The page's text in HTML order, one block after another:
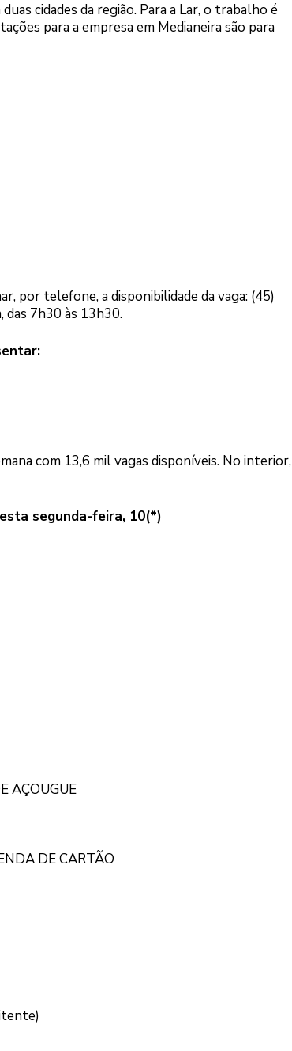
cidades da região. Para a Lar, o trabalho é
para a empresa em Medianeira são para
por telefone, a disponibilidade da vaga: (45)
7h30 às 13h30.
com 13,6 mil vagas disponíveis. No interior,
segunda-feira, 10(*)
AÇOUGUE
DE CARTÃO